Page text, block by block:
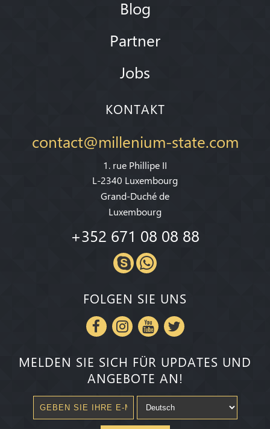
Blog
Partner
Jobs
KONTAKT
contact@millenium-state.com
1. rue Phillipe II
L-2340 Luxembourg
Grand-Duché de
Luxembourg
+352 671 08 08 88
FOLGEN SIE UNS
MELDEN SIE SICH FÜR UPDATES UND
ANGEBOTE AN!